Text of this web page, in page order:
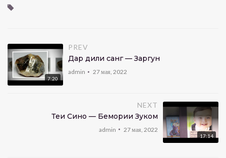
7:20
PREV
Дар дили санг — Заргун
admin 27 мая, 2022
NEXT
Теғи Сино — Бемории Зуком
admin 27 мая, 2022
17:14